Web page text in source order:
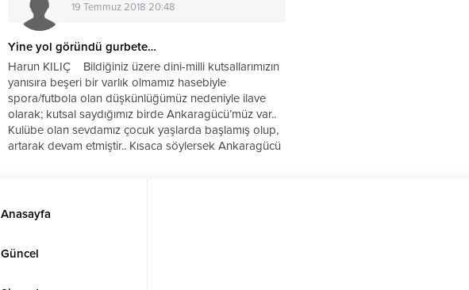
19 Temmuz 2018 20:48
Yine yol göründü gurbete…
Harun KILIÇ Bildiğiniz üzere dini-milli kutsallarımızın
yanısıra beşeri bir varlık olmamız hasebiyle
spora/futbola olan düşkünlüğümüz nedeniyle ilave
olarak; kutsal saydığımız birde Ankaragücü’müz var..
Kulübe olan sevdamız çocuk yaşlarda başlamış olup,
artarak devam etmiştir.. Kısaca söylersek Ankaragücü
Anasayfa
Güncel